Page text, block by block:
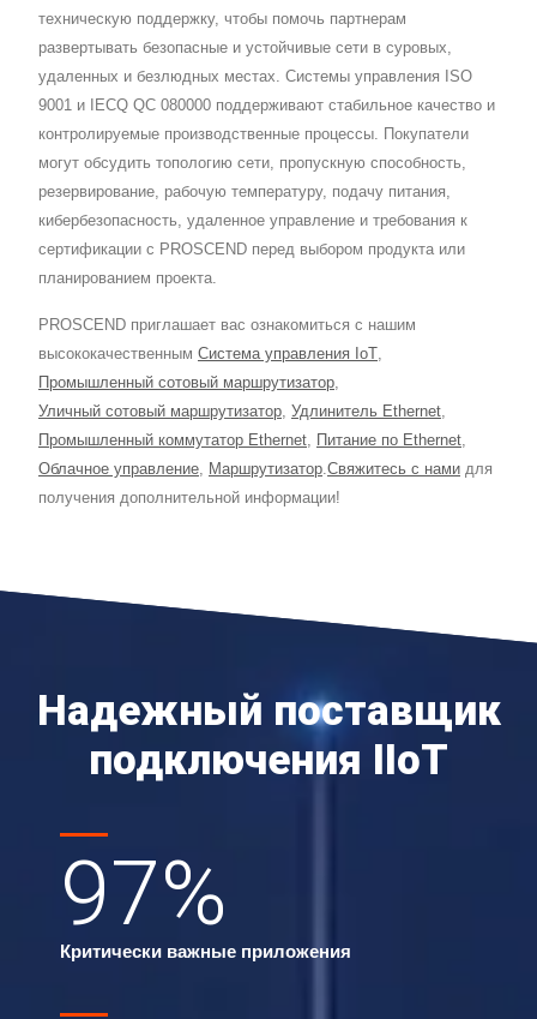
техническую поддержку, чтобы помочь партнерам
развертывать безопасные и устойчивые сети в суровых,
удаленных и безлюдных местах. Системы управления ISO
9001 и IECQ QC 080000 поддерживают стабильное качество и
контролируемые производственные процессы. Покупатели
могут обсудить топологию сети, пропускную способность,
резервирование, рабочую температуру, подачу питания,
кибербезопасность, удаленное управление и требования к
сертификации с PROSCEND перед выбором продукта или
планированием проекта.
PROSCEND приглашает вас ознакомиться с нашим
высококачественным Система управления IoT,
Промышленный сотовый маршрутизатор,
Уличный сотовый маршрутизатор, Удлинитель Ethernet,
Промышленный коммутатор Ethernet, Питание по Ethernet,
Облачное управление, Маршрутизатор.Свяжитесь с нами для
получения дополнительной информации!
Надежный поставщик
подключения IIoT
97%
Критически важные приложения